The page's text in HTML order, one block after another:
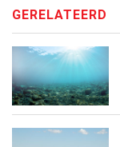
GERELATEERD